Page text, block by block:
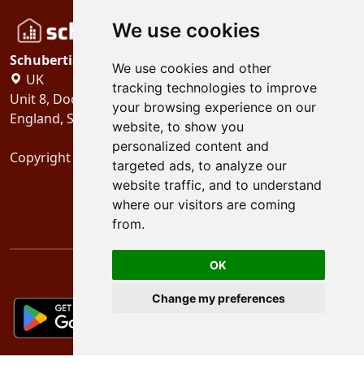
We use cookies
We use cookies and other
tracking technologies to improve
your browsing experience on our
website, to show you
personalized content and
targeted ads, to analyze our
website traffic, and to understand
where our visitors are coming
from.
OK
Change my preferences
Schubertiades, Ltd.
UK
Unit 8, Dock Offices, Surrey Quays Road, London
England, SE16 2XU
Copyright 2024 Schubertiades, Ltd.